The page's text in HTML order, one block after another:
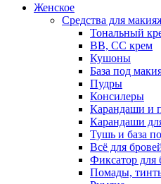
Женское
Средства для
Тональный
BB, CC крем
Кушоны
База под
Пудры
Консилеры
Карандаши и
Карандаши
Тушь и база
Всё для
Фиксатор для
Помады,